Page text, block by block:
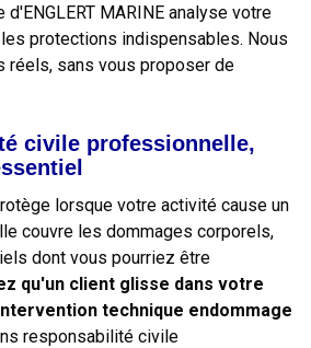
MARINE analyse votre
protections indispensables. Nous
réels, sans vous proposer de
civile professionnelle,
lorsque votre activité cause un
couvre les dommages corporels,
dont vous pourriez être
qu'un client glisse dans votre
technique endommage
responsabilité civile